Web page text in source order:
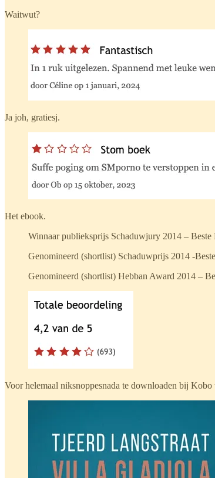
Waitwut?
Ja joh, gratiesj.
Het ebook.
Winnaar publieksprijs Schaduwjury 2014 –
Genomineerd (shortlist) Schaduwprijs 2014 -
Genomineerd (shortlist) Hebban Award 2014 –
Voor helemaal niksnoppesnada te downloaden bij